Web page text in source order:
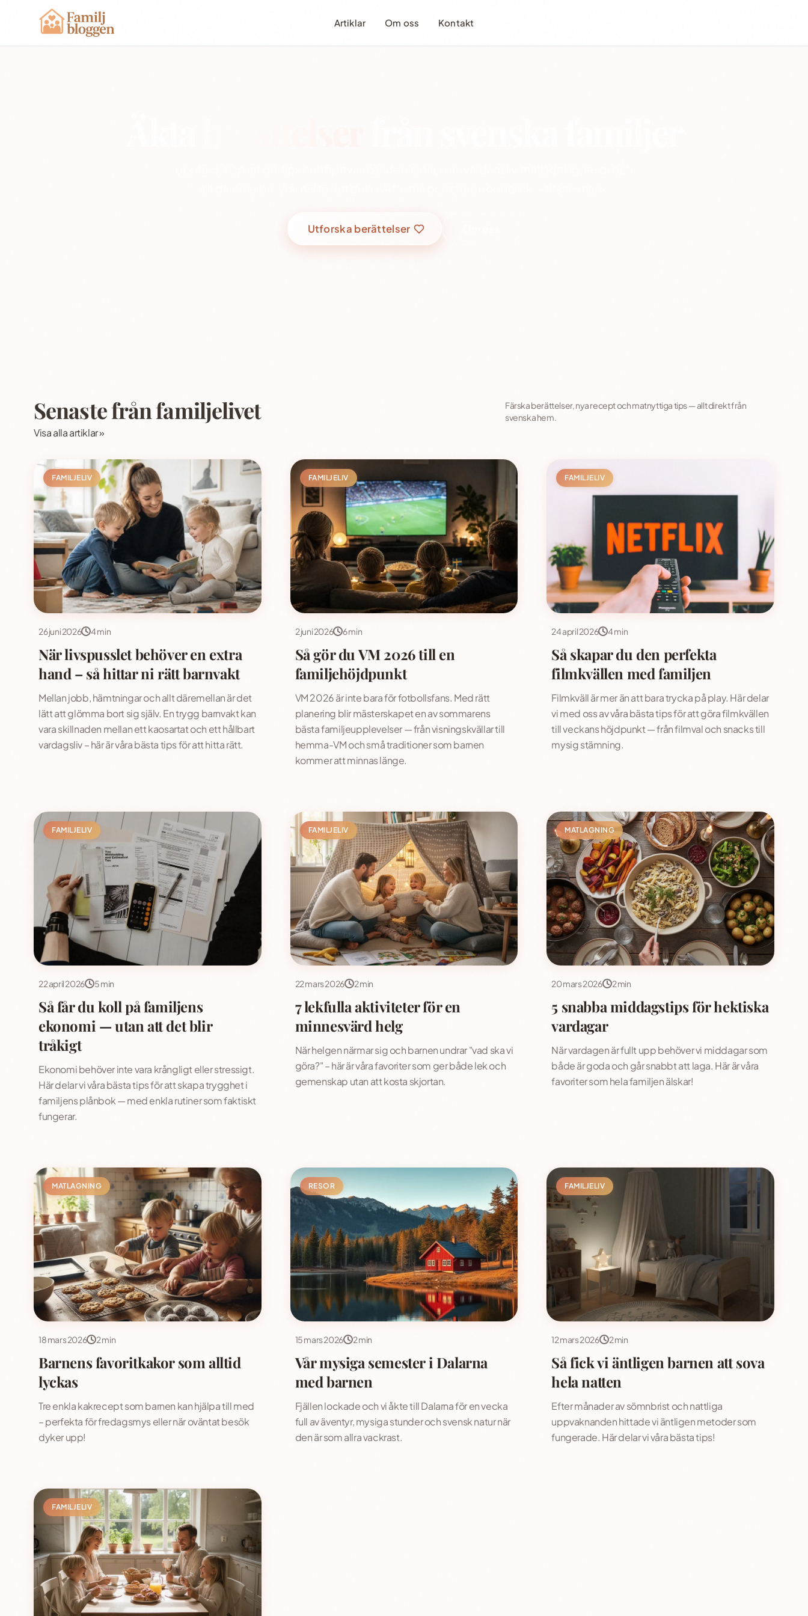
Artiklar Om oss Kontakt
Utforska berättelser
Senaste från familjelivet
Visa alla artiklar »
Färska berättelser, nya recept och matnyttiga tips — allt direkt från
svenska hem.
FAMILJELIV
26 juni 2026 4 min
När livspusslet behöver en extra
hand – så hittar ni rätt barnvakt
Mellan jobb, hämtningar och allt däremellan är det
lätt att glömma bort sig själv. En trygg barnvakt kan
vara skillnaden mellan ett kaosartat och ett hållbart
vardagsliv – här är våra bästa tips för att hitta rätt.
FAMILJELIV
2 juni 2026 6 min
Så gör du VM 2026 till en
familjehöjdpunkt
VM 2026 är inte bara för fotbollsfans. Med rätt
planering blir mästerskapet en av sommarens
bästa familjeupplevelser — från visningskvällar till
hemma-VM och små traditioner som barnen
kommer att minnas länge.
FAMILJELIV
24 april 2026 4 min
Så skapar du den perfekta
filmkvällen med familjen
Filmkväll är mer än att bara trycka på play. Här delar
vi med oss av våra bästa tips för att göra filmkvällen
till veckans höjdpunkt — från filmval och snacks till
mysig stämning.
FAMILJELIV
22 april 2026 5 min
Så får du koll på familjens
ekonomi — utan att det blir
tråkigt
Ekonomi behöver inte vara krångligt eller stressigt.
Här delar vi våra bästa tips för att skapa trygghet i
familjens plånbok — med enkla rutiner som faktiskt
fungerar.
FAMILJELIV
22 mars 2026 2 min
7 lekfulla aktiviteter för en
minnesvärd helg
När helgen närmar sig och barnen undrar "vad ska vi
göra?" – här är våra favoriter som ger både lek och
gemenskap utan att kosta skjortan.
MATLAGNING
20 mars 2026 2 min
5 snabba middagstips för hektiska
vardagar
När vardagen är fullt upp behöver vi middagar som
både är goda och går snabbt att laga. Här är våra
favoriter som hela familjen älskar!
MATLAGNING
18 mars 2026 2 min
Barnens favoritkakor som alltid
lyckas
Tre enkla kakrecept som barnen kan hjälpa till med
– perfekta för fredagsmys eller när oväntat besök
dyker upp!
RESOR
15 mars 2026 2 min
Vår mysiga semester i Dalarna
med barnen
Fjällen lockade och vi åkte till Dalarna för en vecka
full av äventyr, mysiga stunder och svensk natur när
den är som allra vackrast.
FAMILJELIV
12 mars 2026 2 min
Så fick vi äntligen barnen att sova
hela natten
Efter månader av sömnbrist och nattliga
uppvaknanden hittade vi äntligen metoder som
fungerade. Här delar vi våra bästa tips!
FAMILJELIV